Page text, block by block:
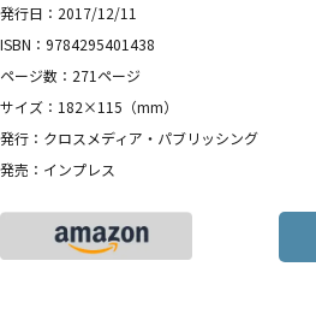
発行日：2017/12/11
ISBN：9784295401438
ページ数：271ページ
サイズ：182×115（mm）
発行：クロスメディア・パブリッシング
発売：インプレス